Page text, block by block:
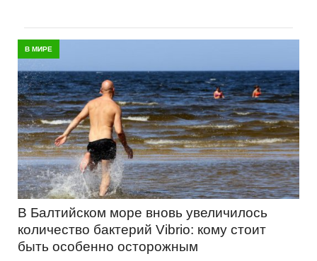
В МИРЕ
В Балтийском море вновь увеличилось
количество бактерий Vibrio: кому стоит
быть особенно осторожным